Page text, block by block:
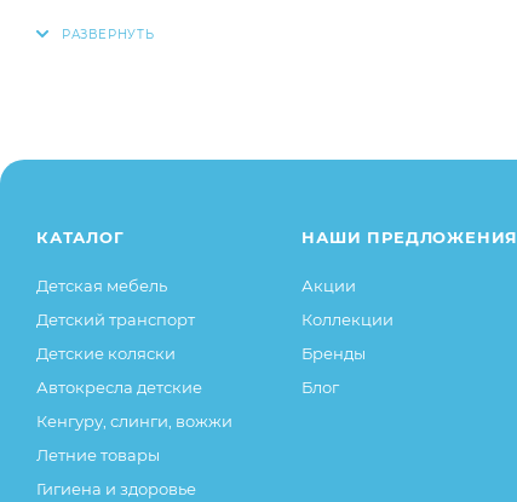
КАТАЛОГ
Детская мебель
Детский транспорт
Детские коляски
Автокресла детские
Кенгуру, слинги, вожжи
Летние товары
Гигиена и здоровье
НАШИ ПРЕДЛОЖЕНИЯ
Акции
Коллекции
Бренды
Блог